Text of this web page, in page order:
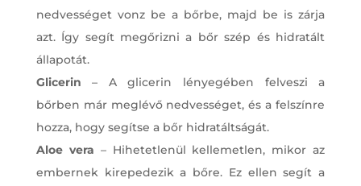
nedvességet vonz be a bőrbe, majd be is zárja
azt. Így segít megőrizni a bőr szép és hidratált
állapotát.
Glicerin – A glicerin lényegében felveszi a
bőrben már meglévő nedvességet, és a felszínre
hozza, hogy segítse a bőr hidratáltságát.
Aloe vera – Hihetetlenül kellemetlen, mikor az
embernek kirepedezik a bőre. Ez ellen segít a